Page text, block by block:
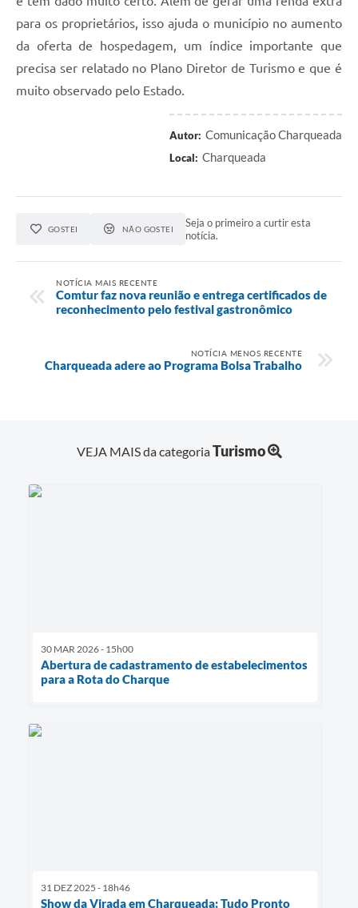
para os proprietários, isso ajuda o município no aumento
da oferta de hospedagem, um índice importante que
precisa ser relatado no Plano Diretor de Turismo e que é
muito observado pelo Estado.
Autor: Comunicação Charqueada
Local: Charqueada
GOSTEI NÃO GOSTEI
Seja o primeiro a curtir esta
notícia.
NOTÍCIA MAIS RECENTE
Comtur faz nova reunião e entrega certificados de
reconhecimento pelo festival gastronômico
NOTÍCIA MENOS RECENTE
Charqueada adere ao Programa Bolsa Trabalho
VEJA MAIS da categoriaTurismo
30 MAR 2026 - 15h00
Abertura de cadastramento de estabelecimentos
para a Rota do Charque
31 DEZ 2025 - 18h46
Show da Virada em Charqueada: Tudo Pronto